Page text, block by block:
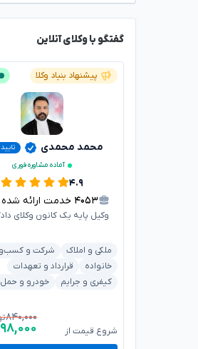
گفتگو با وکلای آنلاین
پیشنهاد بنیاد وکلا
محمد محمدی
آماده مشاوره فوری
۴.۹
۴۰۵۳ خدمت ارائه شده موفق
وکیل پایه یک کانون وکلای
ملکی و املاک
شرکت و
خانواده
قرارداد و تعهدات
کیفری و جرایم
خودرو و
شروع قیمت از
۸۴۰,۰۰۰